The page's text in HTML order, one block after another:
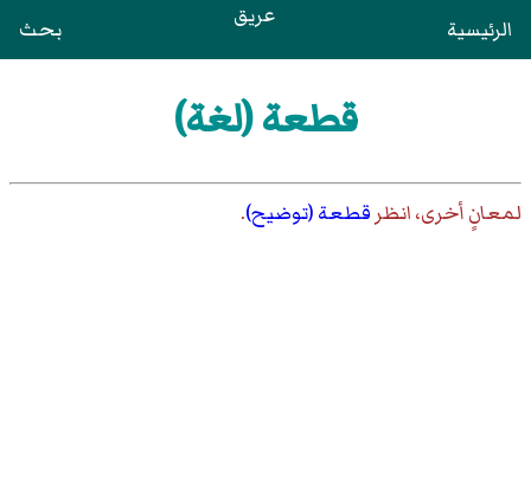
الرئيسية عريق بحث
قطعة (لغة)
لمعانٍ أخرى، انظر قطعة (توضيح).